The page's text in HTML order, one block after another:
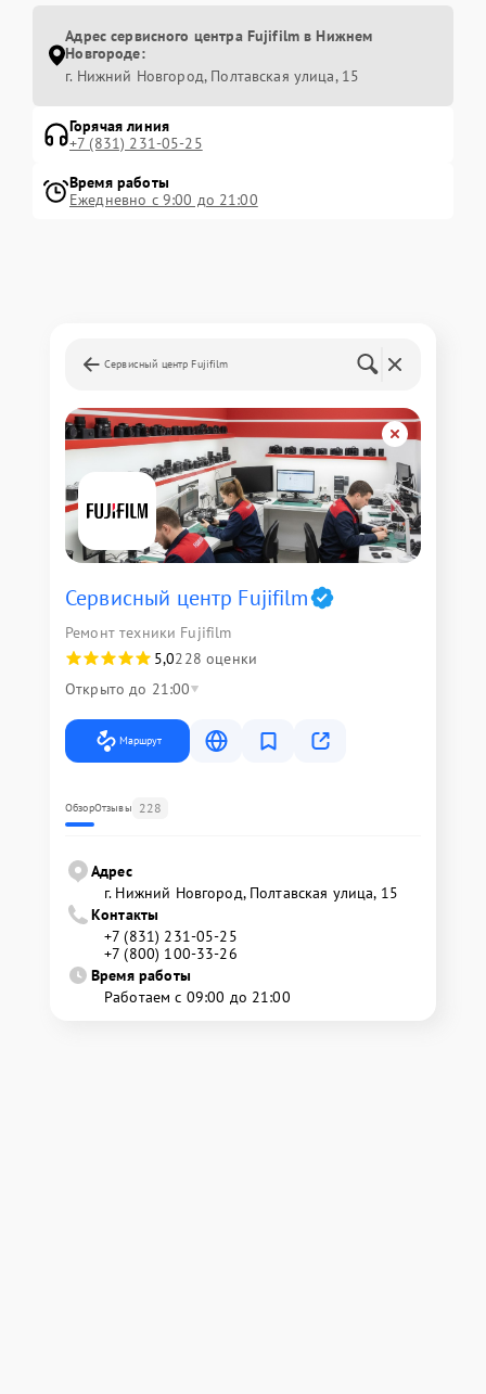
Адрес сервисного центра Fujifilm в Нижнем
Новгороде:
г. Нижний Новгород, Полтавская улица, 15
Горячая линия
+7 (831) 231-05-25
Время работы
Ежедневно с 9:00 до 21:00
Сервисный центр Fujifilm
Сервисный центр Fujifilm
Ремонт техники Fujifilm
5,0228 оценки
Открыто до 21:00
Маршрут
ОбзорОтзывы 228
Адрес
г. Нижний Новгород, Полтавская улица, 15
Контакты
+7 (831) 231-05-25
+7 (800) 100-33-26
Время работы
Работаем с 09:00 до 21:00